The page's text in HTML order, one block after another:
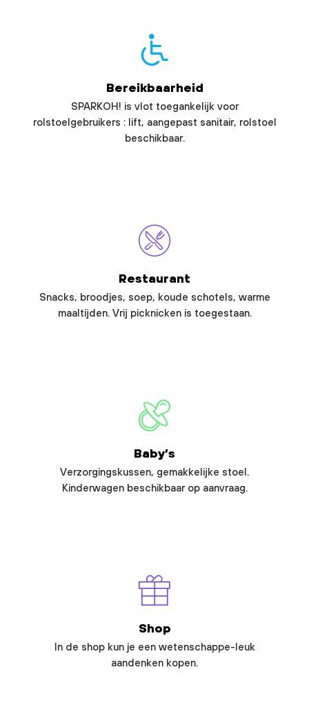
Bereikbaarheid
SPARKOH! is vlot toegankelijk voor
rolstoelgebruikers : lift, aangepast sanitair, rolstoel
beschikbaar.
Restaurant
Snacks, broodjes, soep, koude schotels, warme
maaltijden. Vrij picknicken is toegestaan.
Baby’s
Verzorgingskussen, gemakkelijke stoel.
Kinderwagen beschikbaar op aanvraag.
Shop
In de shop kun je een wetenschappe-leuk
aandenken kopen.